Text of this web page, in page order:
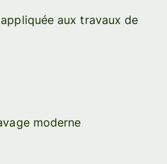
aux travaux de
moderne